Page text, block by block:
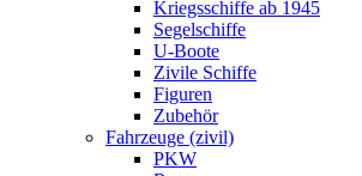
Kriegsschiffe ab 1945
Segelschiffe
U-Boote
Zivile Schiffe
Figuren
Zubehör
Fahrzeuge (zivil)
PKW